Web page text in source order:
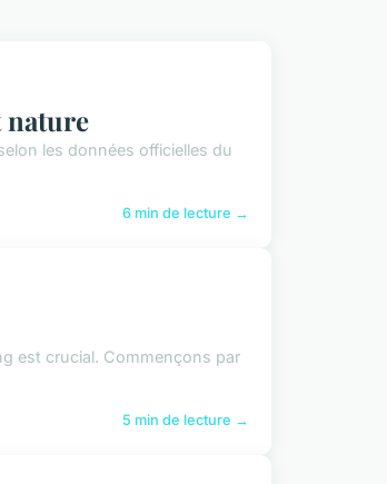
nature
les données officielles du
6 min de lecture →
est crucial. Commençons par
5 min de lecture →